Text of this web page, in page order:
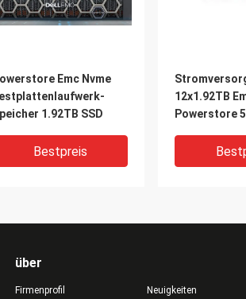
Emc Nvme
1.92TB SSD
Bestpreis
12x1.92TB
Powerstore
über
Firmenprofil Neuigkeiten